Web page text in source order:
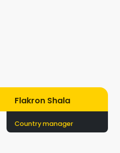
Flakron Shala
Country manager